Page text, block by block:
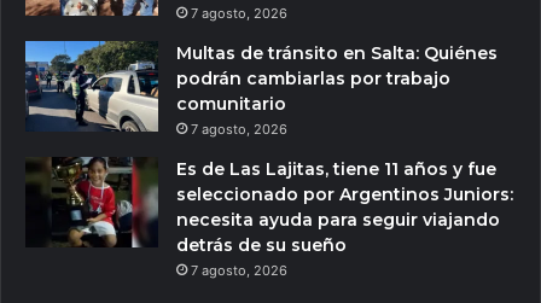
7 agosto, 2026
Multas de tránsito en Salta: Quiénes
podrán cambiarlas por trabajo
comunitario
7 agosto, 2026
Es de Las Lajitas, tiene 11 años y fue
seleccionado por Argentinos Juniors:
necesita ayuda para seguir viajando
detrás de su sueño
7 agosto, 2026